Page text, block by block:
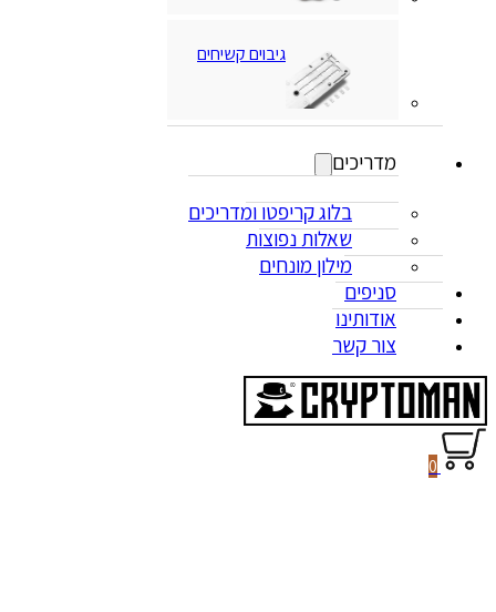
0
גיבוים קשיחים
מדריכים
בלוג קריפטו ומדריכים
שאלות נפוצות
מילון מונחים
סניפים
אודותינו
צור קשר